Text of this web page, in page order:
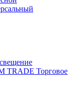
Торговое